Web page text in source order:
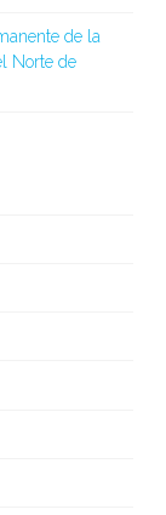
de la
Norte de